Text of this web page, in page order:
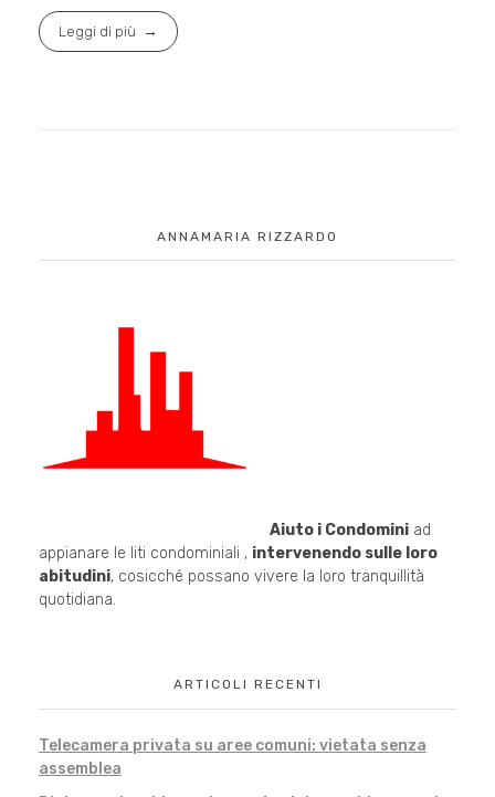
Leggi di più
ANNAMARIA RIZZARDO
Aiuto i Condominiad
appianare le liti condominiali , intervenendo sulle loro
abitudini, cosicché possano vivere la loro tranquillità
quotidiana.
ARTICOLI RECENTI
Telecamera privata su aree comuni: vietata senza
assemblea